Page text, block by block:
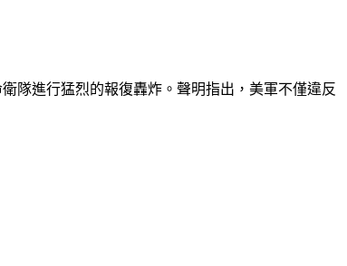
隊進行猛烈的報復轟炸。聲明指出，美軍不僅違反